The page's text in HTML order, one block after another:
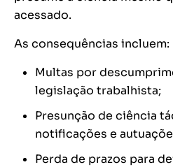
acessado.
As consequências incluem:
Multas por
legislação trabalhista;
Presunção de ciência
notificações e
Perda de prazos para